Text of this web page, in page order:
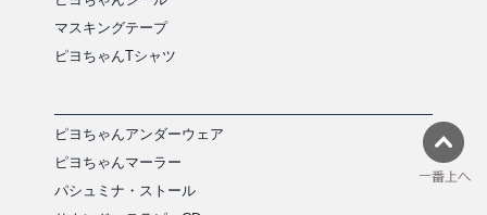
マスキングテープ
ピヨちゃんTシャツ
ピヨちゃんアンダーウェア
ピヨちゃんマーラー
パシュミナ・ストール